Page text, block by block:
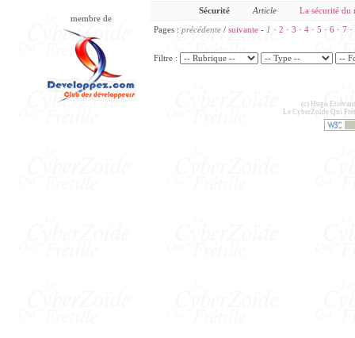
membre de
Sécurité Article La sécurité du
Pages : précédente / suivante - 1 · 2 · 3 · 4 · 5 · 6 · 7 ·
Filtre :
(c) Hugo
Le CyberZoïde Qui